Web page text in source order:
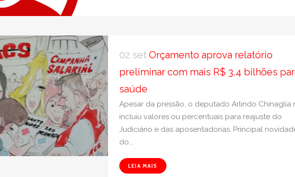
02 set Orçamento aprova relatório
preliminar com mais R$ 3,4 bilhões
saúde
Apesar da pressão, o deputado Arlindo Chinaglia
incluiu valores ou percentuais para reajuste do
Judiciário e das aposentadorias. Principal
do...
LEIA MAIS